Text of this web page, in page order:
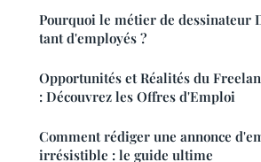
Pourquoi le métier de dessinateur
tant d'employés ?
Opportunités et Réalités du
: Découvrez les Offres d'Emploi
Comment rédiger une annonce
irrésistible : le guide ultime